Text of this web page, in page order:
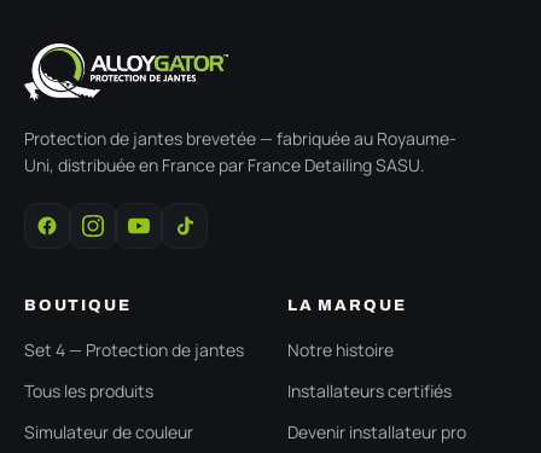
Protection de jantes brevetée — fabriquée au Royaume-
Uni, distribuée en France par France Detailing SASU.
BOUTIQUE
Set 4 — Protection de jantes
Tous les produits
Simulateur de couleur
LA MARQUE
Notre histoire
Installateurs certifiés
Devenir installateur pro